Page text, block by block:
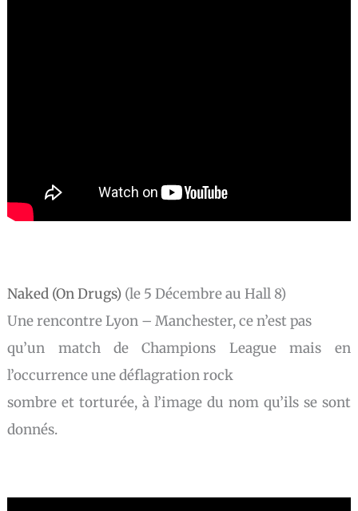
Naked (On Drugs) (le 5 Décembre au Hall 8)
Une rencontre Lyon – Manchester, ce n’est pas
qu’un match de Champions League mais en
l’occurrence une déflagration rock
sombre et torturée, à l’image du nom qu’ils se sont
donnés.